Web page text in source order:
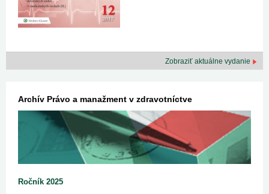
Zobraziť aktuálne vydanie
Archív Právo a manažment v zdravotníctve
Ročník 2025